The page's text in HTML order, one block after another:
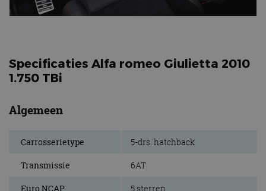
Specificaties Alfa romeo Giulietta 2010
1.750 TBi
Algemeen
Carrosserietype 5-drs. hatchback
Transmissie 6AT
Euro NCAP 5 sterren